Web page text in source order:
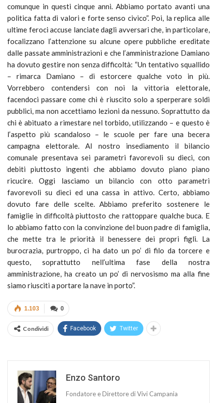
comunque in questi cinque anni. Abbiamo portato avanti una
politica fatta di valori e forte senso civico”. Poi, la replica alle
ultime feroci accuse lanciate dagli avversari che, in particolare,
focalizzano l’attenzione su alcune opere pubbliche ereditate
dalle passate amministrazioni e che l’amministrazione Damiano
ha dovuto gestire non senza difficoltà: “Un tentativo squallido
– rimarca Damiano – di estorcere qualche voto in più.
Vorrebbero contendersi con noi la vittoria elettorale,
facendoci passare come chi è riuscito solo a sperperare soldi
pubblici, ma non accettiamo lezioni da nessuno. Soprattutto da
chi è abituato a rimestare nel torbido, utilizzando – e questo è
l’aspetto più scandaloso – le scuole per fare una becera
campagna elettorale. Al nostro insediamento il bilancio
comunale presentava sei parametri favorevoli su dieci, con
debiti piuttosto ingenti che abbiamo dovuto piano piano
ricucire. Oggi lasciamo un bilancio con otto parametri
favorevoli su dieci ed una cassa in attivo. Certo, abbiamo
dovuto fare delle scelte. Abbiamo preferito sostenere le
famiglie in difficoltà piuttosto che rattoppare qualche buca. E
lo abbiamo fatto con la convinzione del buon padre di famiglia,
che mette tra le priorità il benessere dei propri figli. La
burocrazia, purtroppo, ci ha dato un po’ di filo da torcere e
questo, soprattutto nell’ultima fase della nostra
amministrazione, ha creato un po’ di nervosismo ma alla fine
siamo riusciti a portare la nave in porto”.
0
1.103
Condividi Facebook Twitter
Enzo Santoro
Fondatore e Direttore di Vivi Campania